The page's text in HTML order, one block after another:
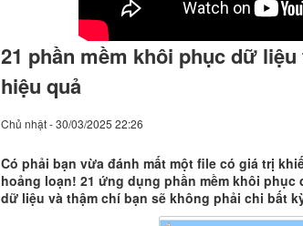
21 phần mềm khôi phục dữ
hiệu quả
Chủ nhật - 30/03/2025 22:26
Có phải bạn vừa đánh mất một file có giá trị
hoảng loạn! 21 ứng dụng phần mềm khôi
dữ liệu và thậm chí bạn sẽ không phải chi bất